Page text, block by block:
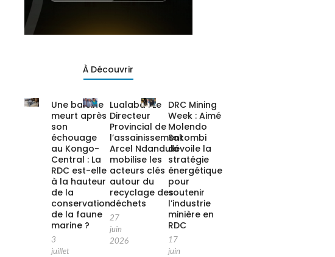
À Découvrir
Une baleine
meurt après
son
échouage
au Kongo-
Central : La
RDC est-elle
à la hauteur
de la
conservation
de la faune
marine ?
3
juillet
Lualaba : Le
Directeur
Provincial de
l’assainissement
Arcel Ndandula
mobilise les
acteurs clés
autour du
recyclage des
déchets
27
juin
2026
DRC Mining
Week : Aimé
Molendo
Sakombi
dévoile la
stratégie
énergétique
pour
soutenir
l’industrie
minière en
RDC
17
juin